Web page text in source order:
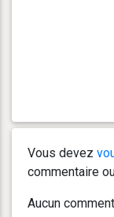
Vous devez
commentaire
Aucun